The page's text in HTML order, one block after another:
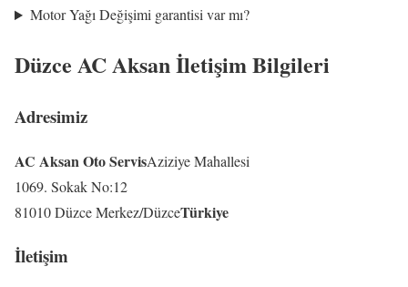
Motor Yağı Değişimi garantisi var mı?
Düzce AC Aksan İletişim Bilgileri
Adresimiz
AC Aksan Oto ServisAziziye Mahallesi
1069. Sokak No:12
81010 Düzce Merkez/DüzceTürkiye
İletişim